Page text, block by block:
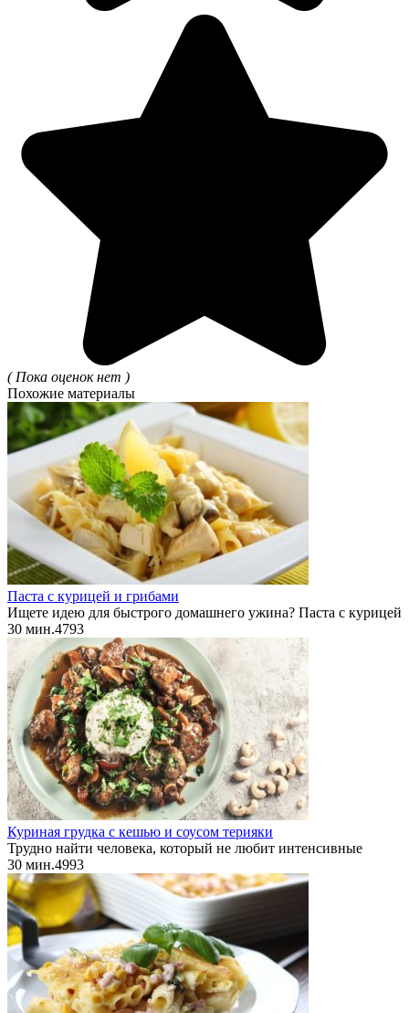
( Пока оценок нет )
Похожие материалы
Паста с курицей и грибами
Ищете идею для быстрого домашнего ужина? Паста с курицей
30 мин.4793
Куриная грудка с кешью и соусом терияки
Трудно найти человека, который не любит интенсивные
30 мин.4993